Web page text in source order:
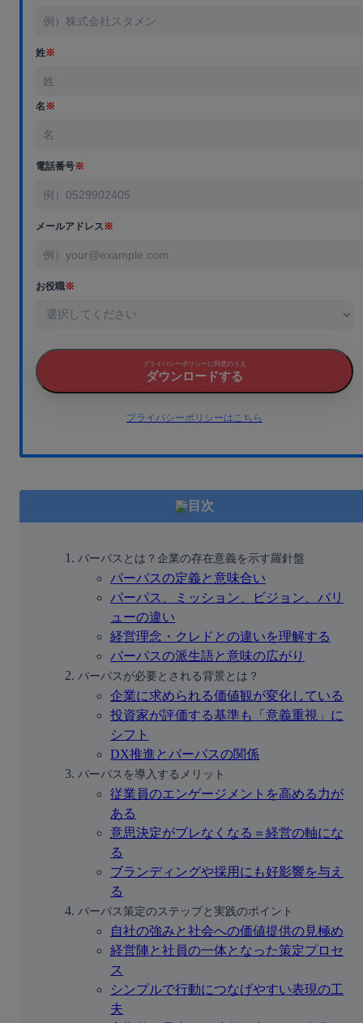
姓※
名※
電話番号※
メールアドレス※
お役職※
プライバシーポリシーに同意のうえ
ダウンロードする
プライバシーポリシーはこちら
目次
パーパスとは？企業の存在意義を示す羅針盤
パーパスの定義と意味合い
パーパス、ミッション、ビジョン、バリ
ューの違い
経営理念・クレドとの違いを理解する
パーパスの派生語と意味の広がり
パーパスが必要とされる背景とは？
企業に求められる価値観が変化している
投資家が評価する基準も「意義重視」に
シフト
DX推進とパーパスの関係
パーパスを導入するメリット
従業員のエンゲージメントを高める力が
ある
意思決定がブレなくなる＝経営の軸にな
る
ブランディングや採用にも好影響を与え
る
パーパス策定のステップと実践のポイント
自社の強みと社会への価値提供の見極め
経営陣と社員の一体となった策定プロセ
ス
シンプルで行動につなげやすい表現の工
夫